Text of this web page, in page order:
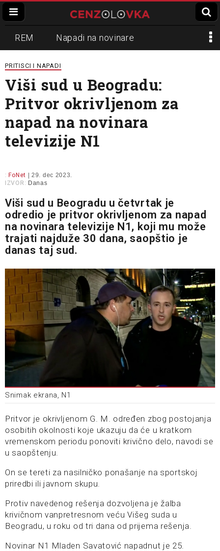
REM Napadi na novinare
Zvučni top
Propaganda Lokalni mediji
Informer Slavko Ćuruvija
PRITISCI I NAPADI
Viši sud u Beogradu:
Pritvor okrivljenom za
napad na novinara
televizije N1
: FoNet | 29. dec 2023.
IZVOR: Danas
Viši sud u Beogradu u četvrtak je
odredio je pritvor okrivljenom za napad
na novinara televizije N1, koji mu može
trajati najduže 30 dana, saopštio je
danas taj sud.
Snimak ekrana, N1
Pritvor je okrivljenom G. M. određen zbog postojanja
osobitih okolnosti koje ukazuju da će u kratkom
vremenskom periodu ponoviti krivično delo, navodi se
u saopštenju.
On se tereti za nasilničko ponašanje na sportskoj
priredbi ili javnom skupu.
Protiv navedenog rešenja dozvoljena je žalba
krivičnom vanpretresnom veću Višeg suda u
Beogradu, u roku od tri dana od prijema rešenja.
Novinar N1 Mladen Savatović napadnut je 25.